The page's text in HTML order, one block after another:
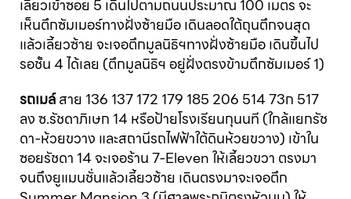
เลี้ยวเข้าซอย 5 เดินไปตามถนนประมาณ 100 เมตร จะ
เห็นตึกซัมเมอร์ทางฝั่งซ้ายมือ เดินลอดใต้ถุนตึกจนสุด
แล้วเลี้ยวซ้าย จะเจอตึกมูลนิธิฯทางฝั่งซ้ายมือ เดินขึ้นไป
รอชั้น 4 ได้เลย (ตึกมูลนิธิฯ อยู่ฝั่งตรงข้ามตึกซัมเมอร์ 1)
รถเมล์สาย 136 137 172 179 185 206 514 73ก 517
ลง ซ.รัชดาภิเษก 14 หรือป้ายโรงเรียนกุนนที (ใกล้แยกรัช
ดา-ห้วยขวาง และสถานีรถไฟฟ้าใต้ดินห้วยขวาง) เข้าใน
ซอยรัชดา 14 จะเจอร้าน 7-Eleven ให้เลี้ยวขวา ตรงมา
จนถึงยูแมนชั่นแล้วเลี้ยวซ้าย เดินตรงมาจะเจอตึก